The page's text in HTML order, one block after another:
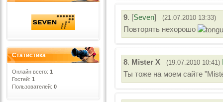
Статистика
Онлайн всего: 1
Гостей: 1
Пользователей: 0
9. [Seven] (21.07.2010 13:33)
Повторять нехорошо
8. Mister X (19.07.2010 10:41)
Ты тоже на моем сайте